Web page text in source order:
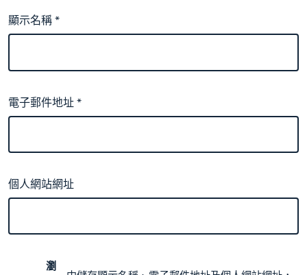
顯示名稱*
電子郵件地址*
個人網站網址
瀏